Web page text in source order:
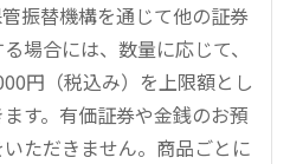
振替機構を通じて他の証券
場合には、数量に応じて、
円（税込み）を上限額とし
す。有価証券や金銭のお預
ただきません。商品ごとに